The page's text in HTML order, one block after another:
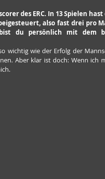
des ERC. In 13 Spielen
also fast drei pro
du persönlich mit dem
wichtig wie der Erfolg der
Aber klar ist doch: Wenn ich